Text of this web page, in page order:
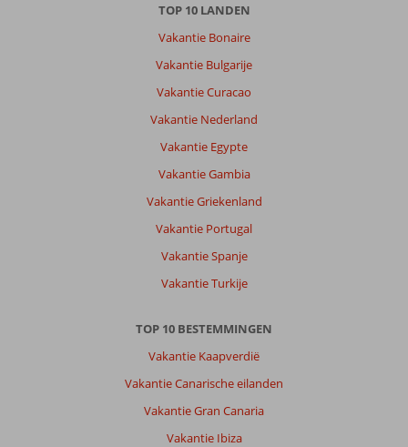
TOP 10 LANDEN
Vakantie Bonaire
Vakantie Bulgarije
Vakantie Curacao
Vakantie Nederland
Vakantie Egypte
Vakantie Gambia
Vakantie Griekenland
Vakantie Portugal
Vakantie Spanje
Vakantie Turkije
TOP 10 BESTEMMINGEN
Vakantie Kaapverdië
Vakantie Canarische eilanden
Vakantie Gran Canaria
Vakantie Ibiza